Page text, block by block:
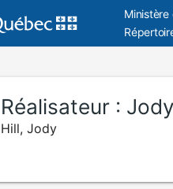
Ministère
Réalisateur :
Hill, Jody